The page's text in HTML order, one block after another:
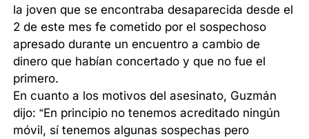
la joven que se encontraba desaparecida desde el
2 de este mes fe cometido por el sospechoso
apresado durante un encuentro a cambio de
dinero que habían concertado y que no fue el
primero.
En cuanto a los motivos del asesinato, Guzmán
dijo: “En principio no tenemos acreditado ningún
móvil, sí tenemos algunas sospechas pero